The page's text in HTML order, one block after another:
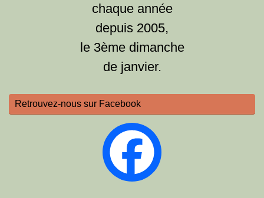
chaque année
depuis 2005,
le 3ème dimanche
de janvier.
Retrouvez-nous sur Facebook